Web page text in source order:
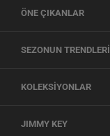
ÖNE ÇIKANLAR
SEZONUN TRENDLERİ
KOLEKSİYONLAR
JIMMY KEY